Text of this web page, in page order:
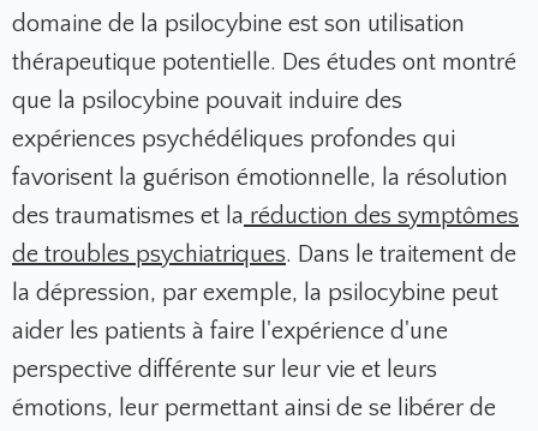
domaine de la psilocybine est son utilisation
thérapeutique potentielle. Des études ont montré
que la psilocybine pouvait induire des
expériences psychédéliques profondes qui
favorisent la guérison émotionnelle, la résolution
des traumatismes et la réduction des symptômes
de troubles psychiatriques. Dans le traitement de
la dépression, par exemple, la psilocybine peut
aider les patients à faire l'expérience d'une
perspective différente sur leur vie et leurs
émotions, leur permettant ainsi de se libérer de